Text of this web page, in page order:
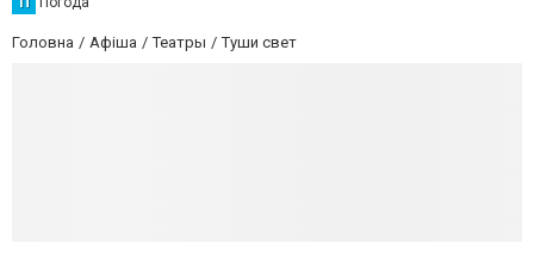
Головна Афіша Театры Туши свет